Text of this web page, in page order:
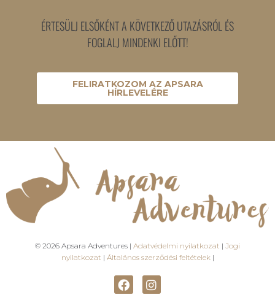
ÉRTESÜLJ ELSŐKÉNT A KÖVETKEZŐ UTAZÁSRÓL ÉS
FOGLALJ MINDENKI ELŐTT!
FELIRATKOZOM AZ APSARA
HÍRLEVELÉRE
© 2026 Apsara Adventures | Adatvédelmi nyilatkozat | Jogi
nyilatkozat | Általános szerződési feltételek |